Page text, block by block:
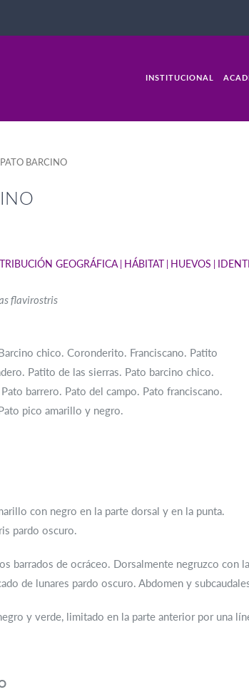
INSTITUCIONAL
BARCINO
GEOGRÁFICA HÁBITAT HUEVOS
flavirostris
chico. Coronderito. Franciscano. Patito
Patito de las sierras. Pato barcino chico.
barrero. Pato del campo. Pato franciscano.
pico amarillo y negro.
con negro en la parte dorsal y en la punta.
pardo oscuro.
barrados de ocráceo. Dorsalmente negruzco
de lunares pardo oscuro. Abdomen y
y verde, limitado en la parte anterior por una